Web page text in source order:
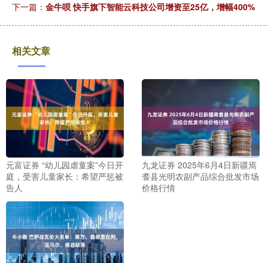
下一篇： 金牛呗 快手旗下智能云科技公司增资至25亿，增幅400%
相关文章
元富证券 “幼儿园虐童案”今日开
庭，受害儿童家长：希望严惩被
告人
九龙证券 2025年6月4日新疆焉
耆县光明农副产品综合批发市场
价格行情